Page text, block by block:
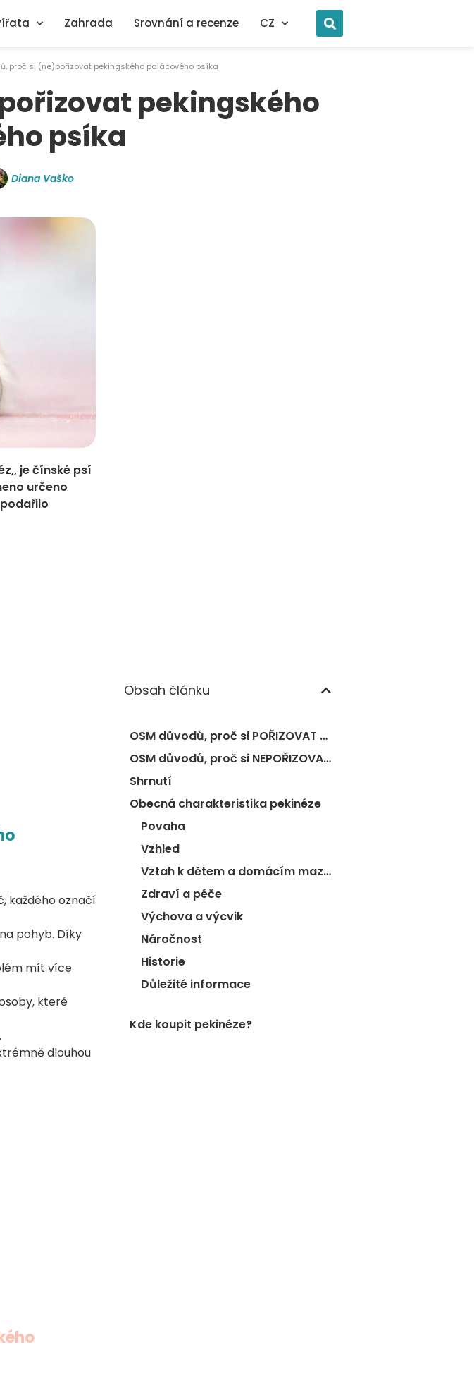
Zahrada Srovnání a recenze CZ
proč si (ne)pořizovat pekingského palácového psíka
pekingského
psíka
Diana Vaško
je čínské psí
určeno
každého označí
pohyb. Díky
mít více
které
dlouhou
Obsah článku
OSM důvodů, proč si POŘIZOVAT pekingského palácového psíka
OSM důvodů, proč si NEPOŘIZOVAT pekingského palácového psíka
Shrnutí
Obecná charakteristika pekinéze
Povaha
Vzhled
Vztah k dětem a domácím mazlíčkům
Zdraví a péče
Výchova a výcvik
Náročnost
Historie
Důležité informace
Kde koupit pekinéze?